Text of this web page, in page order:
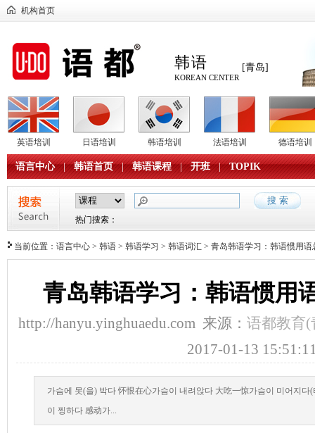
机构首页
韩语
KOREAN CENTER
[青岛]
英语培训 日语培训 韩语培训 法语培训 德语培训
语言中心 | 韩语首页 | 韩语课程 | 开班 | TOPIK
热门搜索：
当前位置： 语言中心 > 韩语 > 韩语学习 > 韩语词汇 > 青岛韩语学习：韩语惯用语
青岛韩语学习：韩语惯用
http://hanyu.yinghuaedu.com 来源： 语都教育(
2017-01-13
가슴에 못(을) 박다 怀恨在心가슴이 내려앉다 大吃一惊가슴이 미어지다
이 찡하다 感动가...